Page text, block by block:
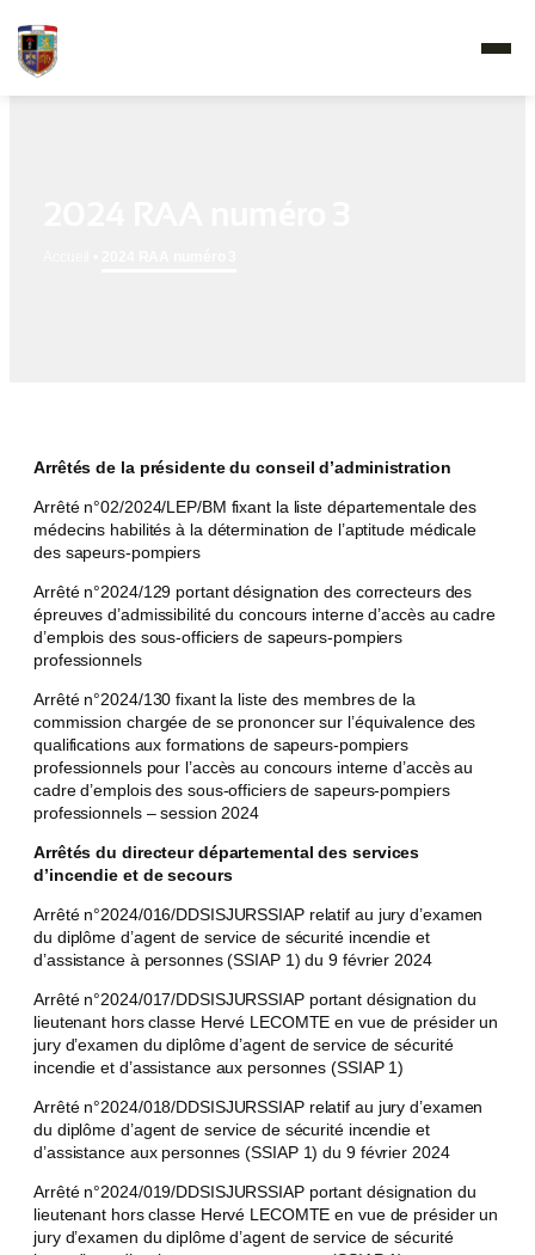
Arrêtés de la présidente du conseil d’administration
Arrêté n°02/2024/LEP/BM fixant la liste départementale des
médecins habilités à la détermination de l’aptitude médicale
des sapeurs-pompiers
Arrêté n°2024/129 portant désignation des correcteurs des
épreuves d’admissibilité du concours interne d’accès au cadre
d’emplois des sous-officiers de sapeurs-pompiers
professionnels
Arrêté n°2024/130 fixant la liste des membres de la
commission chargée de se prononcer sur l’équivalence des
qualifications aux formations de sapeurs-pompiers
professionnels pour l’accès au concours interne d’accès au
cadre d’emplois des sous-officiers de sapeurs-pompiers
professionnels – session 2024
Arrêtés du directeur départemental des services
d’incendie et de secours
Arrêté n°2024/016/DDSISJURSSIAP relatif au jury d’examen
du diplôme d’agent de service de sécurité incendie et
d’assistance à personnes (SSIAP 1) du 9 février 2024
Arrêté n°2024/017/DDSISJURSSIAP portant désignation du
lieutenant hors classe Hervé LECOMTE en vue de présider un
jury d’examen du diplôme d’agent de service de sécurité
incendie et d’assistance aux personnes (SSIAP 1)
Arrêté n°2024/018/DDSISJURSSIAP relatif au jury d’examen
du diplôme d’agent de service de sécurité incendie et
d’assistance aux personnes (SSIAP 1) du 9 février 2024
Arrêté n°2024/019/DDSISJURSSIAP portant désignation du
lieutenant hors classe Hervé LECOMTE en vue de présider un
jury d’examen du diplôme d’agent de service de sécurité